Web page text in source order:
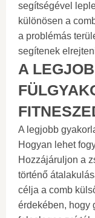
segítségével
különösen a
a problémás
segítenek
A
A legjobb
Hogyan lehet
Hozzájáruljon a
történő
célja a comb
érdekében, hogy